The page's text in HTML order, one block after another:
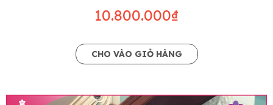
10.800.000₫
CHO VÀO GIỎ HÀNG